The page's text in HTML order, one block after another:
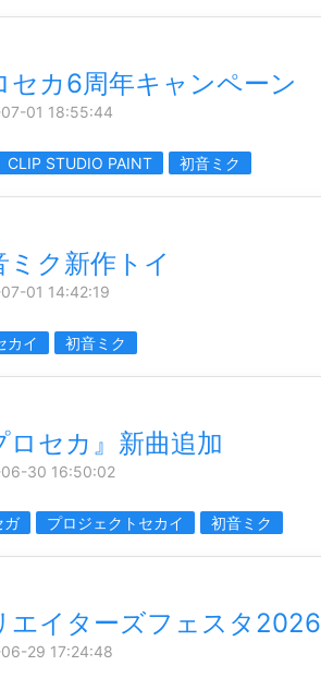
セカ6周年キャンペーン
01 18:55:44
CLIP STUDIO PAINT 初音ミク
ミク新作トイ
01 14:42:19
カイ 初音ミク
ロセカ』新曲追加
30 16:50:02
ガ プロジェクトセカイ 初音ミク
エイターズフェスタ2026
29 17:24:48